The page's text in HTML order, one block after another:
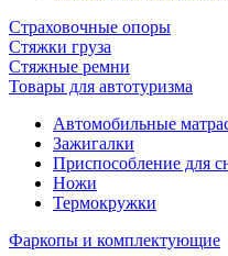
Страховочные опоры
Стяжки груза
Стяжные ремни
Товары для автотуризма
Автомобильные
Зажигалки
Приспособление для
Ножи
Термокружки
Фаркопы и комплектующие